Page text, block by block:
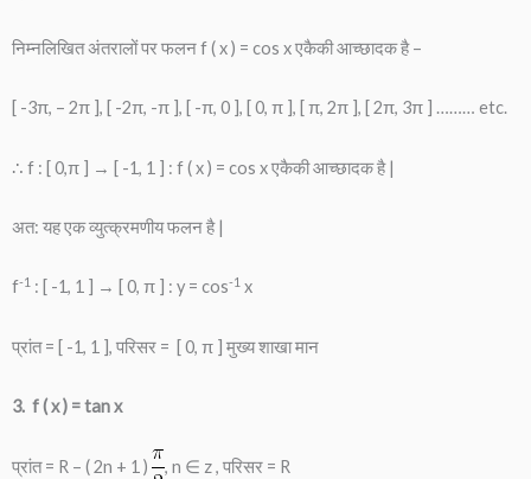
निम्नलिखित अंतरालों पर फलन f ( x ) = cos x एकैकी आच्छादक है –
[ -3π, – 2π ], [ -2π, -π ], [ -π, 0 ], [ 0, π ], [ π, 2π ], [ 2π, 3π ] ……… etc.
∴ f : [ 0,π ] → [ -1, 1 ] : f ( x ) = cos x एकैकी आच्छादक है |
अत: यह एक व्युत्क्रमणीय फलन है |
f-1 : [ -1, 1 ] → [ 0, π ] : y = cos-1 x
प्रांत = [ -1, 1 ], परिसर = [ 0, π ] मुख्य शाखा मान
3. f ( x ) = tan x
प्रांत = R – ( 2n + 1 ) , n ∈ z , परिसर = R